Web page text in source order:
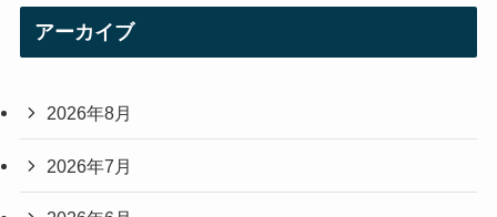
アーカイブ
2026年8月
2026年7月